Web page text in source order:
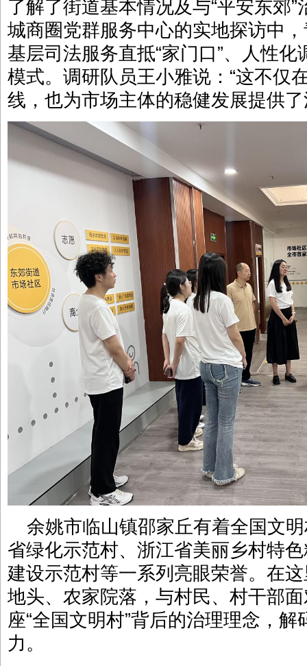
了解了街道基本情况及与“平安东郊
城商圈党群服务中心的实地探访中
基层司法服务直抵“家门口”、人性
模式。调研队员王小雅说：“这不仅
线，也为市场主体的稳健发展提供了
余姚市临山镇邵家丘有着全国文
省绿化示范村、浙江省美丽乡村特
建设示范村等一系列亮眼荣誉。在
地头、农家院落，与村民、村干部
座“全国文明村”背后的治理理念，
力。